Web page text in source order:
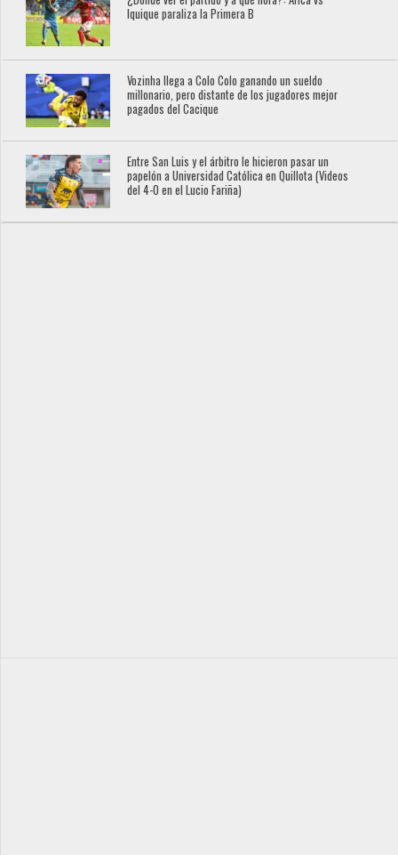
Iquique paraliza la Primera B
Vozinha llega a Colo Colo ganando un sueldo
millonario, pero distante de los jugadores mejor
pagados del Cacique
Entre San Luis y el árbitro le hicieron pasar un
papelón a Universidad Católica en Quillota (Videos
del 4-0 en el Lucio Fariña)